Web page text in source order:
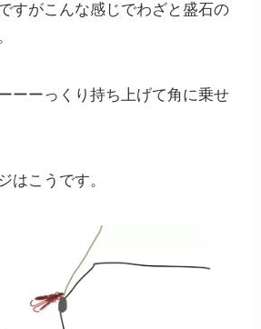
すがこんな感じでわざと盛石の
ーーっくり持ち上げて角に乗せ
はこうです。